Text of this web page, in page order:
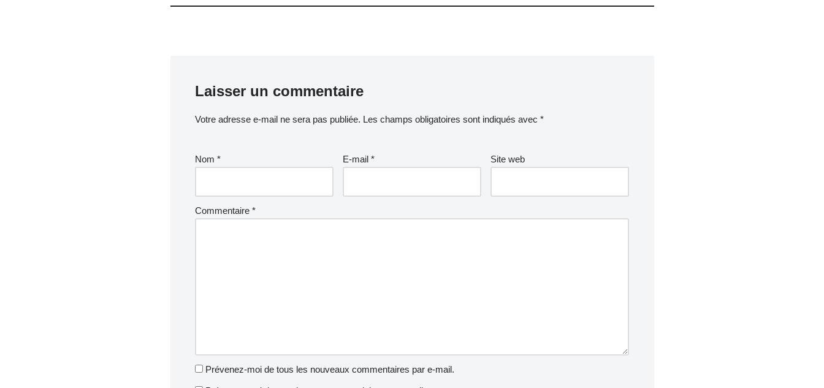
Laisser un commentaire
Votre adresse e-mail ne sera pas publiée. Les champs obligatoires sont indiqués avec *
Nom * E-mail * Site web
Commentaire *
Prévenez-moi de tous les nouveaux commentaires par e-mail.